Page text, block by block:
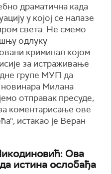
драматична када
у којој се налазе
света. Не смемо
одлуку
криминал којом
за истраживање
групе МУП да
новинара Милана
отправак пресуде,
коментарисање ове
истакао је Веран
Ова
истина ослобађа